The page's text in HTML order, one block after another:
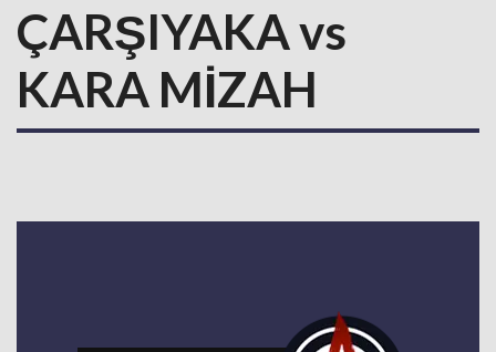
ÇARŞIYAKA vs
KARA MİZAH